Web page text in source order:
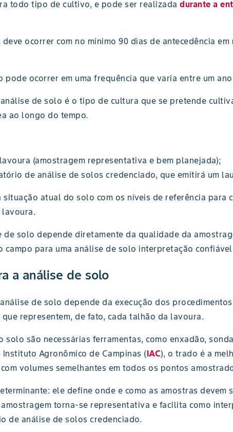
todo tipo de cultivo, e pode ser realizada durante a
ocorrer com no mínimo 90 dias de antecedência
pode ocorrer em uma frequência que varia entre um
de solo é o tipo de cultura que se pretende
ao longo do tempo.
(amostragem representativa e bem planejada);
de análise de solos credenciado, que emitirá um
situação atual do solo com os níveis de referência para
lavoura.
solo depende diretamente da qualidade da
campo para uma análise de solo interpretação
a análise de solo
de solo depende da execução dos
representem, de fato, cada talhão da lavoura.
solo são necessárias ferramentas, como enxadão,
Agronômico de Campinas (IAC), o trado é a
volumes semelhantes em todos os pontos
ele define onde e como as amostras
torna-se representativa e facilita como
de análise de solos credenciado.